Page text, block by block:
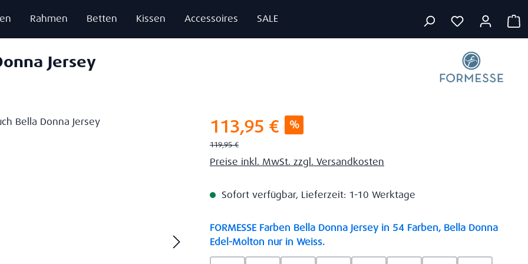
Rahmen Betten Kissen Accessoires SALE
Jersey
Verkaufspreis:
113,95 € %
Regulärer Preis:
119,95 €
Preise inkl. MwSt. zzgl. Versandkosten
Sofort verfügbar, Lieferzeit: 1-10 Werktage
FORMESSE Farben Bella Donna Jersey in 54 Farben, Bella Donna
Edel-Molton nur in Weiss.auswählen